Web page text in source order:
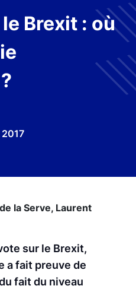
Brexit : où
la Serve, Laurent
sur le Brexit,
a fait preuve de
fait du niveau